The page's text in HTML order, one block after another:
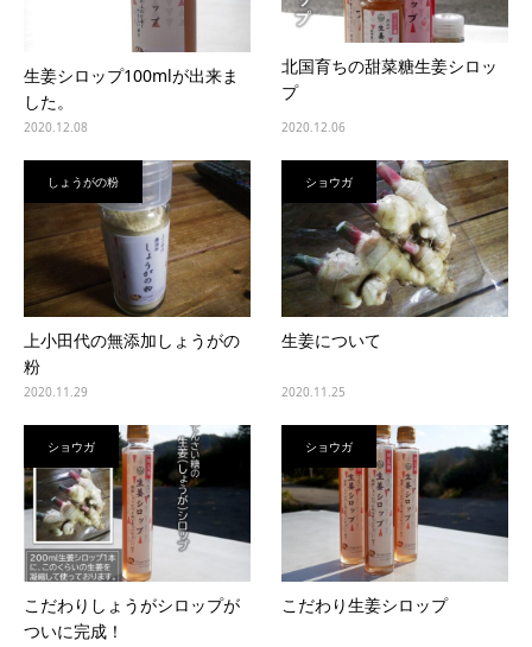
生姜シロップ100mlが出来ま
した。
2020.12.08
北国育ちの甜菜糖生姜シロッ
プ
2020.12.06
しょうがの粉
上小田代の無添加しょうがの
粉
2020.11.29
ショウガ
生姜について
2020.11.25
ショウガ
こだわりしょうがシロップが
ついに完成！
ショウガ
こだわり生姜シロップ